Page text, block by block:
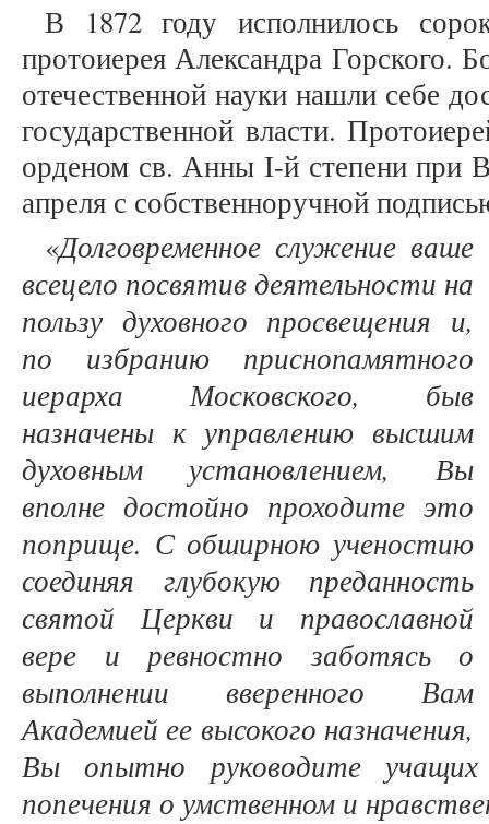
В 1872 году исполнилось
протоиерея Александра Горского.
отечественной науки нашли себе
государственной власти.
орденом св. Анны I-й степени при
апреля с собственноручной
«Долговременное служение ваше
всецело посвятив деятельности на
пользу духовного просвещения и,
по избранию приснопамятного
иерарха Московского, быв
назначены к управлению высшим
духовным установлением, Вы
вполне достойно проходите это
поприще. С обширною ученостию
соединяя глубокую преданность
святой Церкви и православной
вере и ревностно заботясь о
выполнении вверенного Вам
Академией ее высокого назначения,
Вы опытно руководите учащих
попечения о умственном и